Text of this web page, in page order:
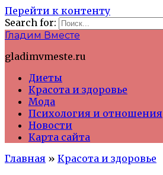
Перейти к контенту
Search for:
Гладим Вместе
gladimvmeste.ru
Диеты
Красота и здоровье
Мода
Психология и отношения
Новости
Карта сайта
Главная » Красота и здоровье